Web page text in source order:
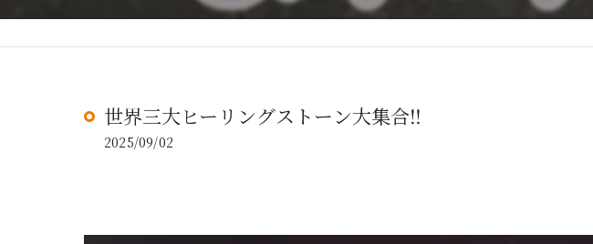
世界三大ヒーリングストーン大集合‼️
2025/09/02